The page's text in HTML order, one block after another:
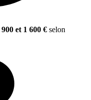
900 et 1 600 € selon